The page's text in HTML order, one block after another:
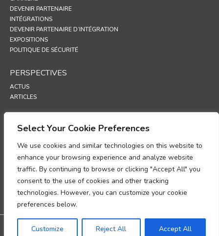
Select Your Cookie Preferences
We use cookies and similar technologies on this website to
enhance your browsing experience and analyze website
traffic. By continuing to browse or clicking "Accept All" you
consent to the use of cookies and other tracking
technologies. However, you can customize your cookie
preferences below.
Customize Reject All Accept All
DEVENIR PARTENAIRE
INTÉGRATIONS
DEVENIR PARTENAIRE D’INTÉGRATION
EXPOSITIONS
POLITIQUE DE SÉCURITÉ
PERSPECTIVES
ACTUS
ARTICLES
PORTAIL TECHNIQUE
POLITIQUES
POLITIQUE DE CONFIDENTIALITÉ
POLITIQUE RELATIVE AUX COOKIES
POLITIQUE DE PROTECTION DES DONNÉES
Garantie : 3 ans de garantie